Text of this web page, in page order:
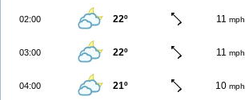
02:00 22º 11 mph
03:00 22º 11 mph
04:00 21º 10 mph